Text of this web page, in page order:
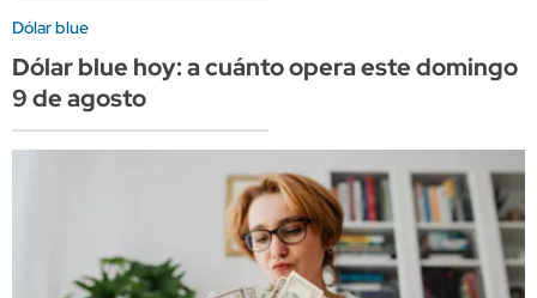
Dólar blue
Dólar blue hoy: a cuánto opera este domingo
9 de agosto